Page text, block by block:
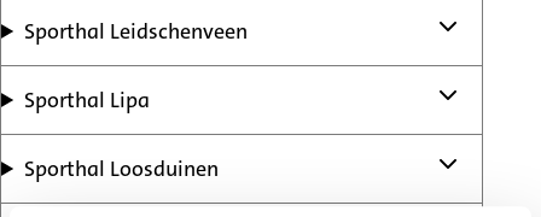
Sporthal Leidschenveen
Sporthal Lipa
Sporthal Loosduinen